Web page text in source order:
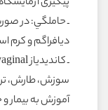
ـ حاملگي: در
ديافراگم و کرم
سوزش، طارش،
آموزش به بيمار و